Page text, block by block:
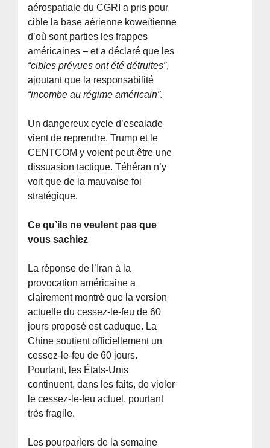
aérospatiale du CGRI a pris pour
cible la base aérienne koweïtienne
d’où sont parties les frappes
américaines – et a déclaré que les
“cibles prévues ont été détruites”,
ajoutant que la responsabilité
“incombe au régime américain”.
Un dangereux cycle d’escalade
vient de reprendre. Trump et le
CENTCOM y voient peut-être une
dissuasion tactique. Téhéran n’y
voit que de la mauvaise foi
stratégique.
Ce qu’ils ne veulent pas que
vous sachiez
La réponse de l’Iran à la
provocation américaine a
clairement montré que la version
actuelle du cessez-le-feu de 60
jours proposé est caduque. La
Chine soutient officiellement un
cessez-le-feu de 60 jours.
Pourtant, les États-Unis
continuent, dans les faits, de violer
le cessez-le-feu actuel, pourtant
très fragile.
Les pourparlers de la semaine